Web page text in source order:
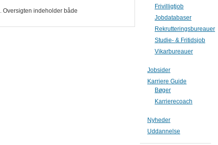
Oversigten indeholder både
Frivilligtjob
Jobdatabaser
Rekrutteringsbureauer
Studie- & Fritidsjob
Vikarbureauer
Jobsider
Karriere Guide
Bøger
Karrierecoach
Nyheder
Uddannelse